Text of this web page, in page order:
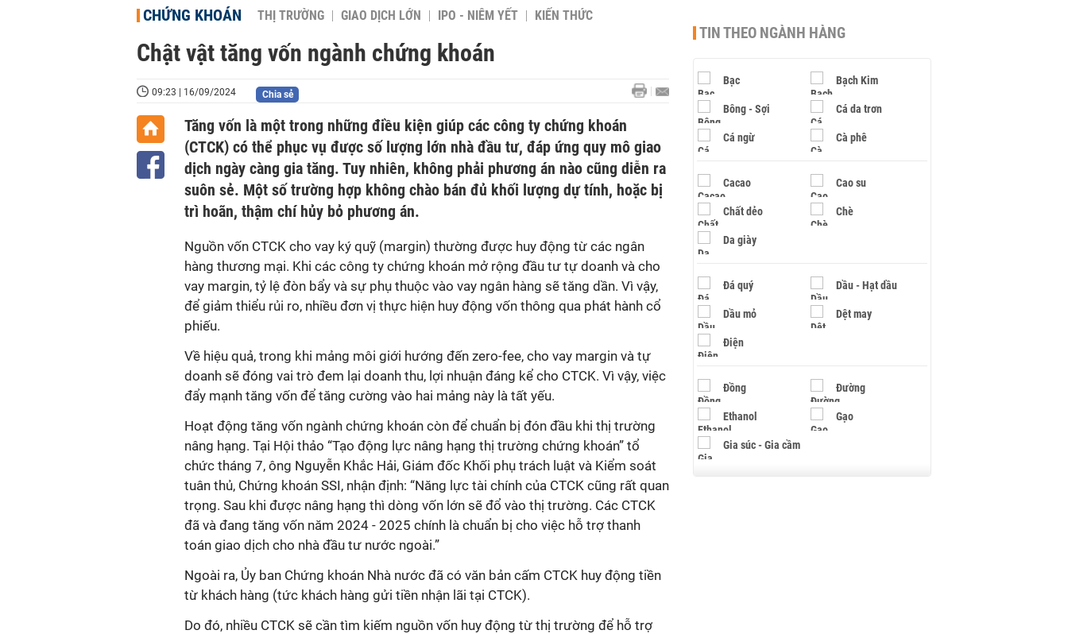
CHỨNG KHOÁN THỊ TRƯỜNG GIAO DỊCH LỚN IPO - NIÊM YẾT KIẾN THỨC
Chật vật tăng vốn ngành chứng khoán
09:23 | 16/09/2024 Chia sẻ
Tăng vốn là một trong những điều kiện giúp các công ty chứng khoán
(CTCK) có thể phục vụ được số lượng lớn nhà đầu tư, đáp ứng quy mô giao
dịch ngày càng gia tăng. Tuy nhiên, không phải phương án nào cũng diễn ra
suôn sẻ. Một số trường hợp không chào bán đủ khối lượng dự tính, hoặc bị
trì hoãn, thậm chí hủy bỏ phương án.
Nguồn vốn CTCK cho vay ký quỹ (margin) thường được huy động từ các ngân
hàng thương mại. Khi các công ty chứng khoán mở rộng đầu tư tự doanh và cho
vay margin, tỷ lệ đòn bẩy và sự phụ thuộc vào vay ngân hàng sẽ tăng dần. Vì vậy,
để giảm thiểu rủi ro, nhiều đơn vị thực hiện huy động vốn thông qua phát hành cổ
phiếu.
Về hiệu quả, trong khi mảng môi giới hướng đến zero-fee, cho vay margin và tự
doanh sẽ đóng vai trò đem lại doanh thu, lợi nhuận đáng kể cho CTCK. Vì vậy, việc
đẩy mạnh tăng vốn để tăng cường vào hai mảng này là tất yếu.
Hoạt động tăng vốn ngành chứng khoán còn để chuẩn bị đón đầu khi thị trường
nâng hạng. Tại Hội thảo “Tạo động lực nâng hạng thị trường chứng khoán” tổ
chức tháng 7, ông Nguyễn Khắc Hải, Giám đốc Khối phụ trách luật và Kiểm soát
tuân thủ, Chứng khoán SSI, nhận định: “Năng lực tài chính của CTCK cũng rất quan
trọng. Sau khi được nâng hạng thì dòng vốn lớn sẽ đổ vào thị trường. Các CTCK
đã và đang tăng vốn năm 2024 - 2025 chính là chuẩn bị cho việc hỗ trợ thanh
toán giao dịch cho nhà đầu tư nước ngoài.”
Ngoài ra, Ủy ban Chứng khoán Nhà nước đã có văn bản cấm CTCK huy động tiền
từ khách hàng (tức khách hàng gửi tiền nhận lãi tại CTCK).
Do đó, nhiều CTCK sẽ cần tìm kiếm nguồn vốn huy động từ thị trường để hỗ trợ
TIN THEO NGÀNH HÀNG
Bạc Bạch Kim
Bông - Sợi Cá da trơn
Cá ngừ Cà phê
Cacao Cao su
Chất dẻo Chè
Da giày
Đá quý Dầu - Hạt dầu
Dầu mỏ Dệt may
Điện
Đồng Đường
Ethanol Gạo
Gia súc - Gia cầm